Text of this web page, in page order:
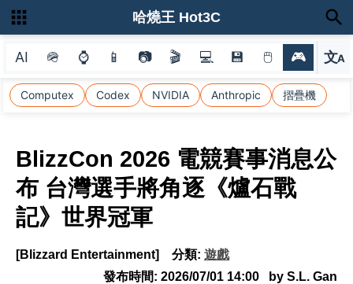
AI 🪖 ⌚ 📱 📷 🎬 💻 💾 🖱 🎮 文A
選
Computex Codex NVIDIA Anthropic 摺疊機
哈燒王 Hot3C
BlizzCon 2026 電競賽事消息公
布 台灣選手將角逐《爐石戰
記》世界冠軍
[Blizzard Entertainment] 分類: 遊戲
發布時間: 2026/07/01 14:00 by S.L. Gan